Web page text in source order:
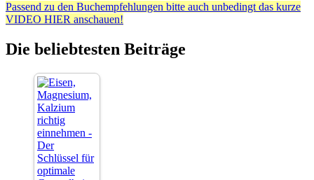
Passend zu den Buchempfehlungen bitte auch unbedingt das kurze
VIDEO HIER anschauen!
Die beliebtesten Beiträge